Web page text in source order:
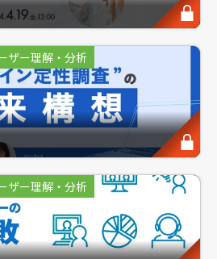
、マーケターや商品開発・新
方が、一度は耳にされたことが
うか？
売れるための仕組み作りに向け
細な人となりまでを想定した、
指します。
り、具体的なマーケティング戦
ザー目線での訴求方法の理解を
ザー理解・分析
ザー理解・分析